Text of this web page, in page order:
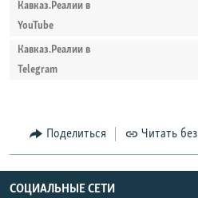
Кавказ.Реалии в
YouTube
Кавказ.Реалии в
Telegram
Поделиться Читать
СОЦИАЛЬНЫЕ СЕТИ